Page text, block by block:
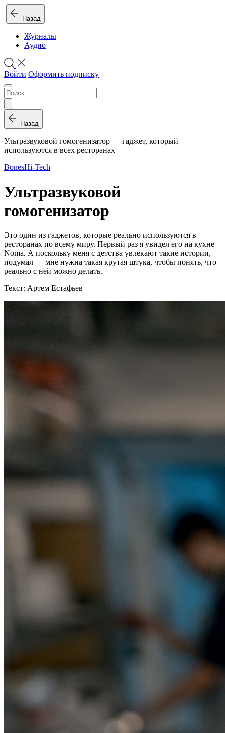
Назад
Журналы
Аудио
Войти Оформить подписку
Назад
Ультразвуковой гомогенизатор — гаджет, который
используются в всех ресторанах
BonesHi-Tech
Ультразвуковой
гомогенизатор
Это один из гаджетов, которые реально используются в
ресторанах по всему миру. Первый раз я увидел его на кухне
Noma. А поскольку меня с детства увлекают такие истории,
подумал — мне нужна такая крутая штука, чтобы понять, что
реально с ней можно делать.
Текст: Артем Естафьев